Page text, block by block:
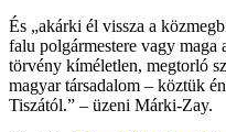
És „akárki él vissza a
falu polgármestere vagy maga
törvény kíméletlen, megtorló
magyar társadalom – köztük
Tiszától.” – üzeni Márki-Zay.